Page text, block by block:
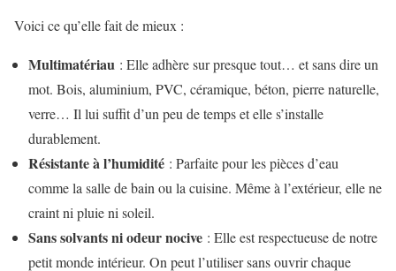
Voici ce qu’elle fait de mieux :
Multimatériau : Elle adhère sur presque tout… et sans dire un
mot. Bois, aluminium, PVC, céramique, béton, pierre naturelle,
verre… Il lui suffit d’un peu de temps et elle s’installe
durablement.
Résistante à l’humidité : Parfaite pour les pièces d’eau
comme la salle de bain ou la cuisine. Même à l’extérieur, elle ne
craint ni pluie ni soleil.
Sans solvants ni odeur nocive : Elle est respectueuse de notre
petit monde intérieur. On peut l’utiliser sans ouvrir chaque